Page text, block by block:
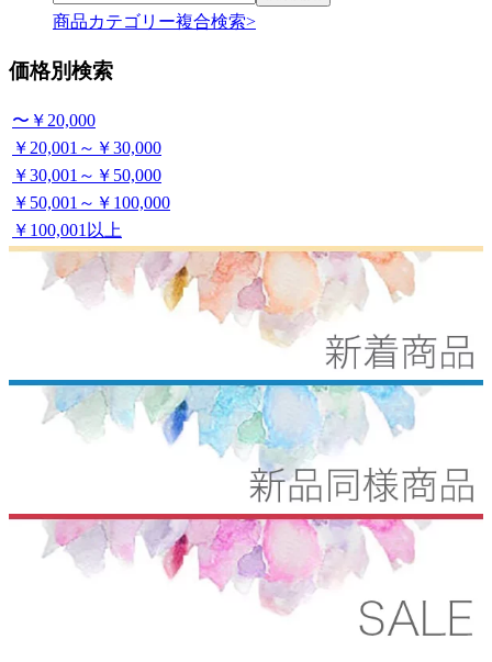
商品カテゴリー複合検索>
価格別検索
〜￥20,000
￥20,001～￥30,000
￥30,001～￥50,000
￥50,001～￥100,000
￥100,001以上